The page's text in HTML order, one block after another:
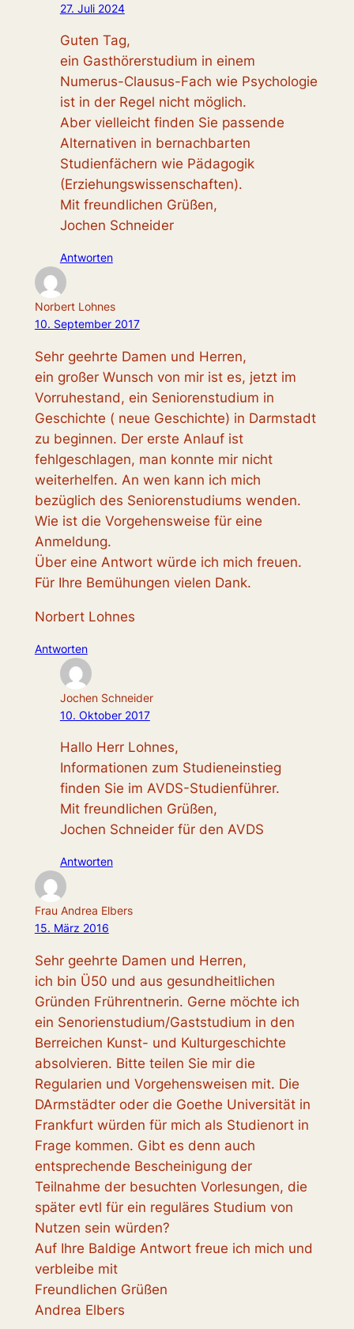
27. Juli 2024
Guten Tag,
ein Gasthörerstudium in einem
Numerus-Clausus-Fach wie Psychologie
ist in der Regel nicht möglich.
Aber vielleicht finden Sie passende
Alternativen in bernachbarten
Studienfächern wie Pädagogik
(Erziehungswissenschaften).
Mit freundlichen Grüßen,
Jochen Schneider
Antworten
Norbert Lohnes
10. September 2017
Sehr geehrte Damen und Herren,
ein großer Wunsch von mir ist es, jetzt im
Vorruhestand, ein Seniorenstudium in
Geschichte ( neue Geschichte) in Darmstadt
zu beginnen. Der erste Anlauf ist
fehlgeschlagen, man konnte mir nicht
weiterhelfen. An wen kann ich mich
bezüglich des Seniorenstudiums wenden.
Wie ist die Vorgehensweise für eine
Anmeldung.
Über eine Antwort würde ich mich freuen.
Für Ihre Bemühungen vielen Dank.
Norbert Lohnes
Antworten
Jochen Schneider
10. Oktober 2017
Hallo Herr Lohnes,
Informationen zum Studieneinstieg
finden Sie im AVDS-Studienführer.
Mit freundlichen Grüßen,
Jochen Schneider für den AVDS
Antworten
Frau Andrea Elbers
15. März 2016
Sehr geehrte Damen und Herren,
ich bin Ü50 und aus gesundheitlichen
Gründen Frührentnerin. Gerne möchte ich
ein Senorienstudium/Gaststudium in den
Berreichen Kunst- und Kulturgeschichte
absolvieren. Bitte teilen Sie mir die
Regularien und Vorgehensweisen mit. Die
DArmstädter oder die Goethe Universität in
Frankfurt würden für mich als Studienort in
Frage kommen. Gibt es denn auch
entsprechende Bescheinigung der
Teilnahme der besuchten Vorlesungen, die
später evtl für ein reguläres Studium von
Nutzen sein würden?
Auf Ihre Baldige Antwort freue ich mich und
verbleibe mit
Freundlichen Grüßen
Andrea Elbers